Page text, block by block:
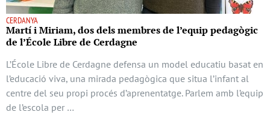
CERDANYA
Martí i Miriam, dos dels membres de l’equip pedagògic
de l’École Libre de Cerdagne
L’École Libre de Cerdagne defensa un model educatiu basat en
l’educació viva, una mirada pedagògica que situa l’infant al
centre del seu propi procés d’aprenentatge. Parlem amb l’equip
de l’escola per …